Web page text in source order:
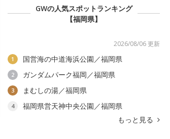
GWの人気スポットランキング
【福岡県】
2026/08/06 更新
1 国営海の中道海浜公園／福岡県
2 ガンダムパーク福岡／福岡県
3 まむしの湯／福岡県
4
福岡県営天神中央公園／福岡県
もっと見る